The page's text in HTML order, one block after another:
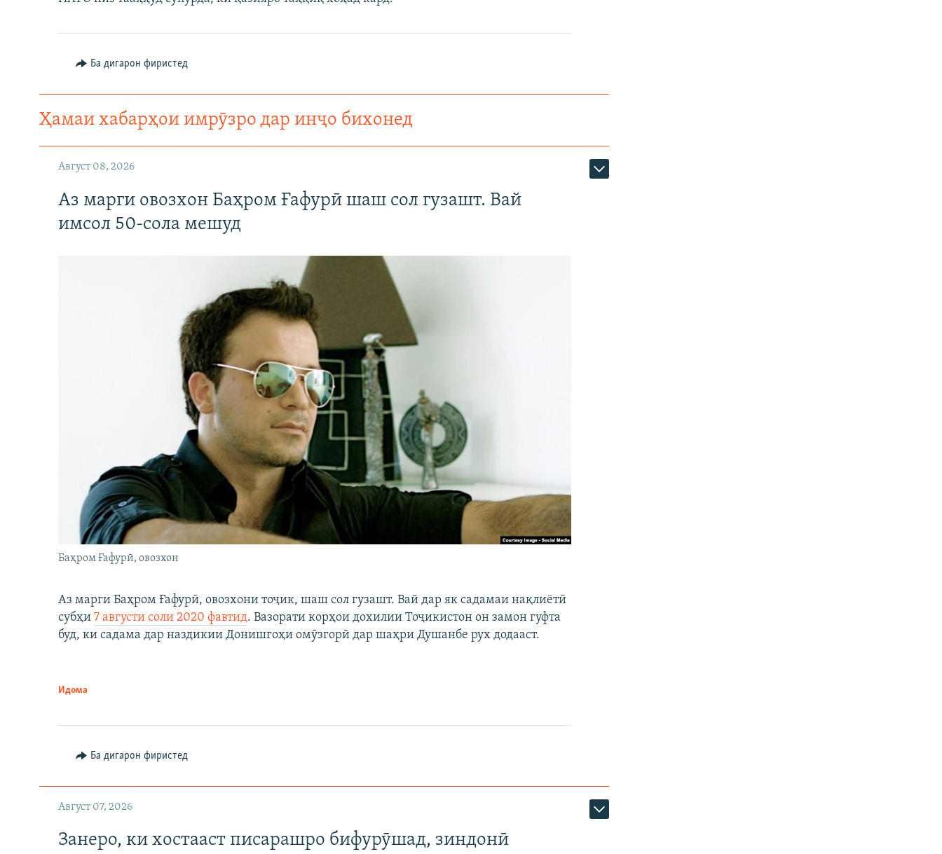
Ба дигарон фиристед
Ҳамаи хабарҳои имрӯзро дар инҷо бихонед
Август 08, 2026
Аз марги овозхон Баҳром Ғафурӣ шаш сол гузашт. Вай
имсол 50-сола мешуд
Баҳром Ғафурӣ, овозхон
Аз марги Баҳром Ғафурӣ, овозхони тоҷик, шаш сол гузашт. Вай дар як садамаи нақлиётӣ
субҳи 7 августи соли 2020 фавтид. Вазорати корҳои дохилии Тоҷикистон он замон гуфта
буд, ки садама дар наздикии Донишгоҳи омӯзгорӣ дар шаҳри Душанбе рух додааст.
Идома
Ба дигарон фиристед
Август 07, 2026
Занеро, ки хостааст писарашро бифурӯшад, зиндонӣ